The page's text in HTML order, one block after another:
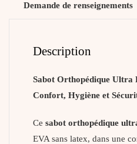
Demande de renseignements
Description
Sabot Orthopédique Ultra
Confort, Hygiène et
Ce sabot orthopédique
EVA sans latex, dans une